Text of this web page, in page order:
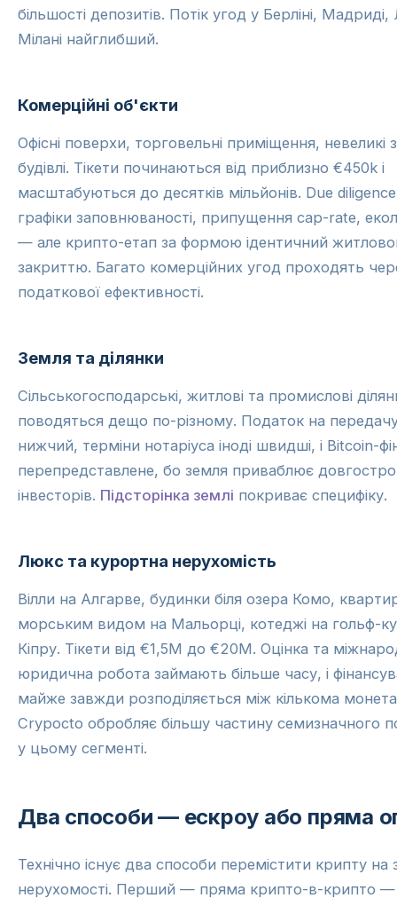
більшості депозитів. Потік угод у Берліні, Мадриді,
Мілані найглибший.
Комерційні об'єкти
Офісні поверхи, торговельні приміщення, невеликі
будівлі. Тікети починаються від приблизно €450k і
масштабуються до десятків мільйонів. Due
графіки заповнюваності, припущення cap-rate,
— але крипто-етап за формою ідентичний
закриттю. Багато комерційних угод проходять
податкової ефективності.
Земля та ділянки
Сільськогосподарські, житлові та промислові
поводяться дещо по-різному. Податок на
нижчий, терміни нотаріуса іноді швидші, і Bitcoin-
перепредставлене, бо земля приваблює
інвесторів. Підсторінка землі покриває специфіку.
Люкс та курортна нерухомість
Вілли на Алгарве, будинки біля озера Комо,
морським видом на Мальорці, котеджі на гольф-
Кіпру. Тікети від €1,5M до €20M. Оцінка та
юридична робота займають більше часу, і
майже завжди розподіляється між кількома
Crypocto обробляє більшу частину семизначного
у цьому сегменті.
Два способи — ескроу або пряма
Технічно існує два способи перемістити крипту на
нерухомості. Перший — пряма крипто-в-крипто —